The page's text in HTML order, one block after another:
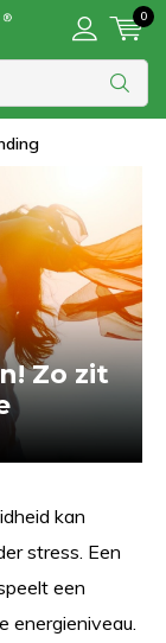
0
Zo zit
kan
stress. Een
een
energieniveau.